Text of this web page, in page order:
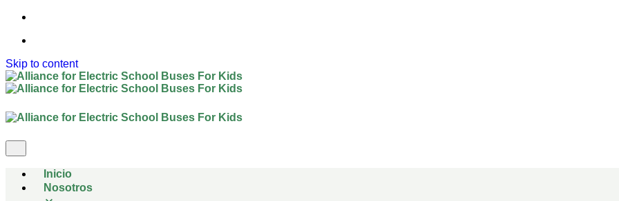
Skip to content
Inicio
Nosotros